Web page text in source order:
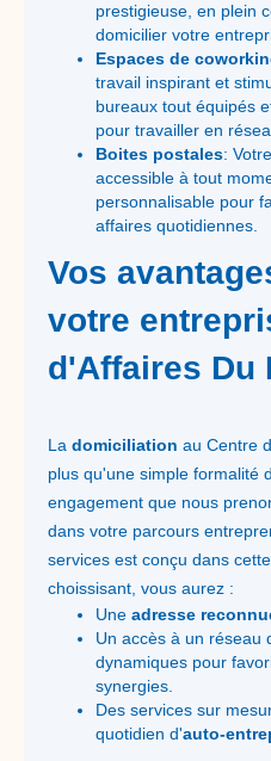
prestigieuse, en plein
domicilier votre
Espaces de
travail inspirant et
bureaux tout équipés
pour travailler en
Boites postales:
accessible à tout
personnalisable pour
affaires quotidiennes.
Vos
votre
d'Affaires Du
La domiciliation au Centre
plus qu'une simple formalité
engagement que nous
dans votre parcours
services est conçu dans
choissisant, vous aurez :
Une adresse
Un accès à un réseau
dynamiques pour
synergies.
Des services sur
quotidien d'auto-